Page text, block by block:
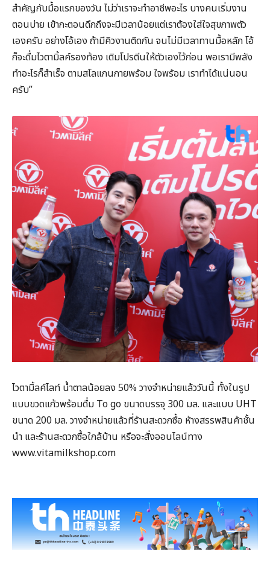
สำคัญกับมื้อแรกของวัน ไม่ว่าเราจะทำอาชีพอะไร บางคนเริ่มงาน
ตอนบ่าย เข้ากะตอนดึกถึงจะมีเวลาน้อยแต่เราต้องใส่ใจสุขภาพตัว
เองครับ อย่างโอ้เอง ถ้ามีคิวงานติดกัน จนไม่มีเวลาทานมื้อหลัก โอ้
ก็จะดื่มไวตามิ้ลค์รองท้อง เติมโปรตีนให้ตัวเองไว้ก่อน พอเรามีพลัง
ทำอะไรก็สำเร็จ ตามสโลแกนกายพร้อม ใจพร้อม เราทำได้แน่นอน
ครับ”
ไวตามิ้ลค์ไลท์ น้ำตาลน้อยลง 50% วางจำหน่ายแล้ววันนี้ ทั้งในรูป
แบบขวดแก้วพร้อมดื่ม To go ขนาดบรรจุ 300 มล. และแบบ UHT
ขนาด 200 มล. วางจำหน่ายแล้วที่ร้านสะดวกซื้อ ห้างสรรพสินค้าชั้น
นำ และร้านสะดวกซื้อใกล้บ้าน หรือจะสั่งออนไลน์ทาง
www.vitamilkshop.com